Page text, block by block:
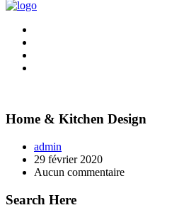
Home & Kitchen Design
admin
29 février 2020
Aucun commentaire
Search Here